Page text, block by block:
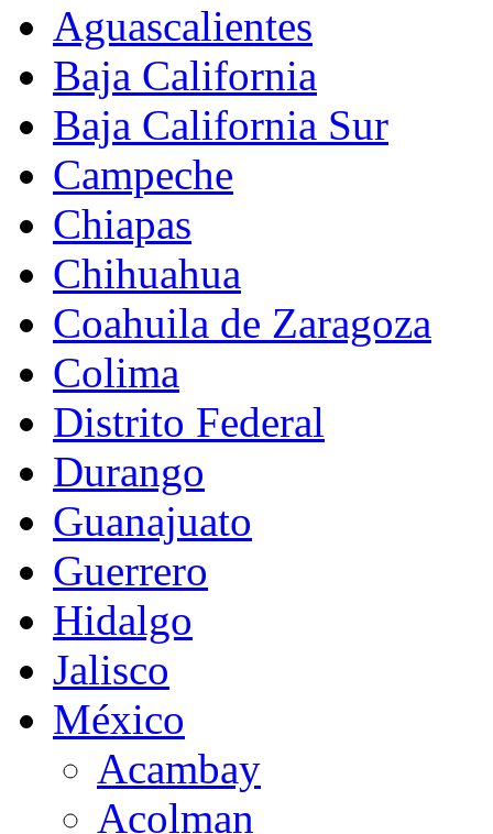
Aguascalientes
Baja California
Baja California Sur
Campeche
Chiapas
Chihuahua
Coahuila de Zaragoza
Colima
Distrito Federal
Durango
Guanajuato
Guerrero
Hidalgo
Jalisco
México
Acambay
Acolman